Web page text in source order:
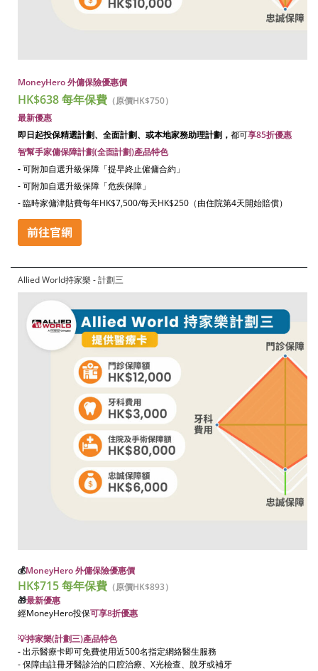
MoneyHero 外傭保險優惠價
HK$638 每年保費 （原價HK$750）
最新優惠
即日起投保精選計劃、全面計劃、或本地家務助理計劃， 都可享85折優惠
智幫手家傭保障計劃(全面計劃)產品特色
-可附加自選升級保障「提早終止僱傭合約」
- 可附加自選升級保障「危疾保障」
- 臨時家傭津貼費每年HK$7,500/每天HK$250（由住院第4天開始賠償）
Allied World持家樂 - 計劃三
💰MoneyHero 外傭保險優惠價
HK$715 每年保費 （原價HK$893）
🎁最新優惠
經MoneyHero投保可享8折優惠
💡持家樂(計劃三)產品特色
-出示醫療卡即可免費使用近500名指定網絡醫生服務
- 保障由註冊牙醫診治的口腔治療、X光檢查、脫牙或補牙